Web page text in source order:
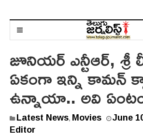
జూనియర్ ఎన్టీఆర్, శ్రీ
ఏకంగా ఇన్ని కామన్
ఉన్నాయా.. అవి
Latest News, Movies June
Editor